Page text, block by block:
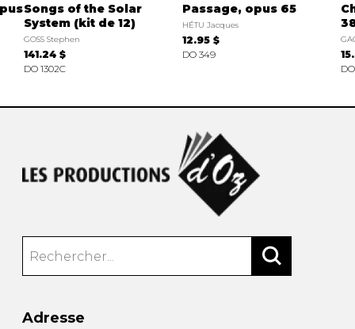
Songs of the Solar
System (kit de 12)
GOSS Stephen
141.24 $
DO 1302C
Passage, opus 65
HÉTU Jacques
12.95 $
DO 349
Adresse